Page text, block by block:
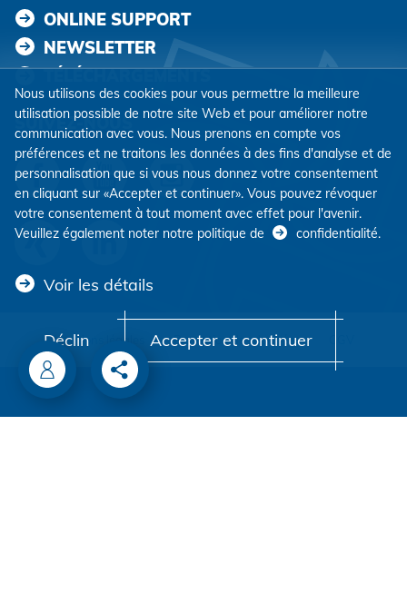
ONLINE SUPPORT
NEWSLETTER
TÉLÉCHARGEMENTS
SUIVEZ-NOUS
Mentions légales Protection des données
Nous utilisons des cookies pour vous permettre la meilleure
utilisation possible de notre site Web et pour améliorer notre
communication avec vous. Nous prenons en compte vos
préférences et ne traitons les données à des fins d'analyse et de
personnalisation que si vous nous donnez votre consentement
en cliquant sur «Accepter et continuer». Vous pouvez révoquer
votre consentement à tout moment avec effet pour l'avenir.
Veuillez également noter notre politique de
confidentialité.
Voir les détails
Déclin Accepter et continuer